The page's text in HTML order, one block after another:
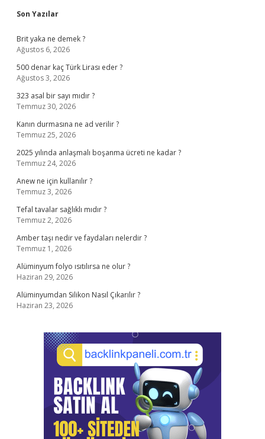
Sidebar
Son Yazılar
Brit yaka ne demek ?
Ağustos 6, 2026
500 denar kaç Türk Lirası eder ?
Ağustos 3, 2026
323 asal bir sayı mıdır ?
Temmuz 30, 2026
Kanın durmasına ne ad verilir ?
Temmuz 25, 2026
2025 yılında anlaşmalı boşanma ücreti ne kadar ?
Temmuz 24, 2026
Anew ne için kullanılır ?
Temmuz 3, 2026
Tefal tavalar sağlıklı mıdır ?
Temmuz 2, 2026
Amber taşı nedir ve faydaları nelerdir ?
Temmuz 1, 2026
Alüminyum folyo ısıtılırsa ne olur ?
Haziran 29, 2026
Alüminyumdan Silikon Nasıl Çıkarılır ?
Haziran 23, 2026